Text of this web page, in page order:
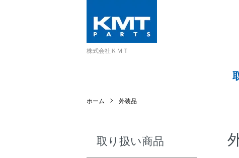
株式会社ＫＭＴ
ホーム 外装品
取り扱い商品